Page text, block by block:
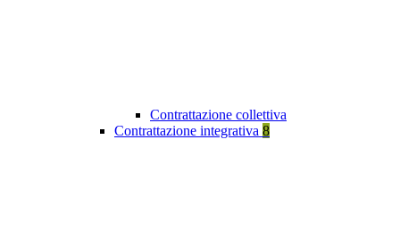
Contrattazione collettiva
Contrattazione integrativa 8